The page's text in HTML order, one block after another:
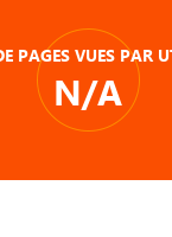
PAGES VUES PAR
N/A